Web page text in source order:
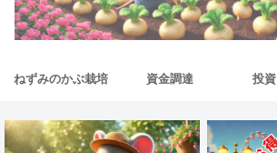
ねずみのかぶ栽培 資金調達 投資